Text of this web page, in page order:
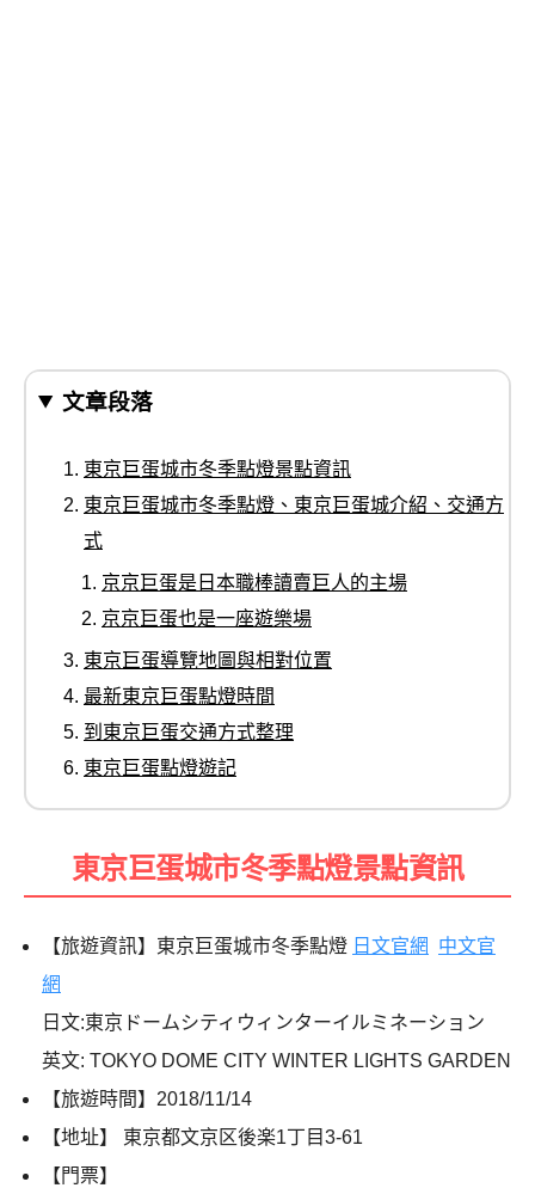
文章段落
東京巨蛋城市冬季點燈景點資訊
東京巨蛋城市冬季點燈、東京巨蛋城介紹、交通方
式
京京巨蛋是日本職棒讀賣巨人的主場
京京巨蛋也是一座遊樂場
東京巨蛋導覽地圖與相對位置
最新東京巨蛋點燈時間
到東京巨蛋交通方式整理
東京巨蛋點燈遊記
東京巨蛋城市冬季點燈景點資訊
【旅遊資訊】東京巨蛋城市冬季點燈 日文官網
中文官
網
日文:東京ドームシティウィンターイルミネーション
英文: TOKYO DOME CITY WINTER LIGHTS GARDEN
【旅遊時間】 2018/11/14
【地址】
東京都文京区後楽1 丁目3-61
【門票】